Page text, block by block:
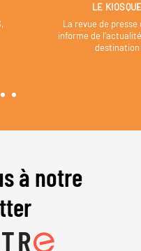
LE
La revue de presse
informe de
destination
à notre